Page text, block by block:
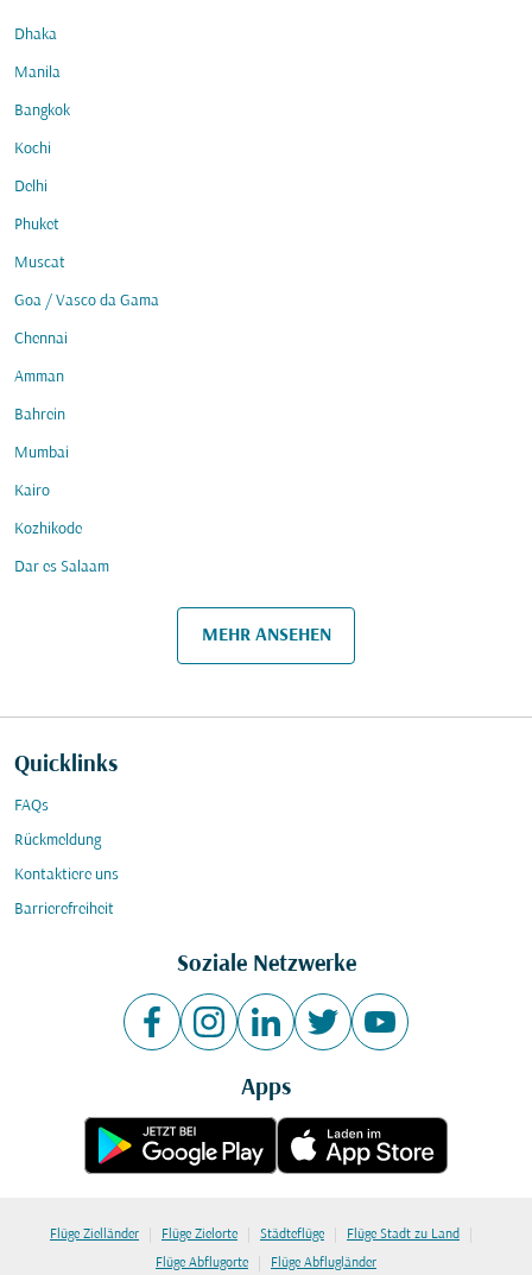
Dhaka
Manila
Bangkok
Kochi
Delhi
Phuket
Muscat
Goa / Vasco da Gama
Chennai
Amman
Bahrein
Mumbai
Kairo
Kozhikode
Dar es Salaam
MEHR ANSEHEN
Quicklinks
FAQs
Rückmeldung
Kontaktiere uns
Barrierefreiheit
Soziale Netzwerke
Apps
Flüge Zielländer | Flüge Zielorte | Städteflüge | Flüge Stadt zu Land |
Flüge Abflugorte | Flüge Abflugländer